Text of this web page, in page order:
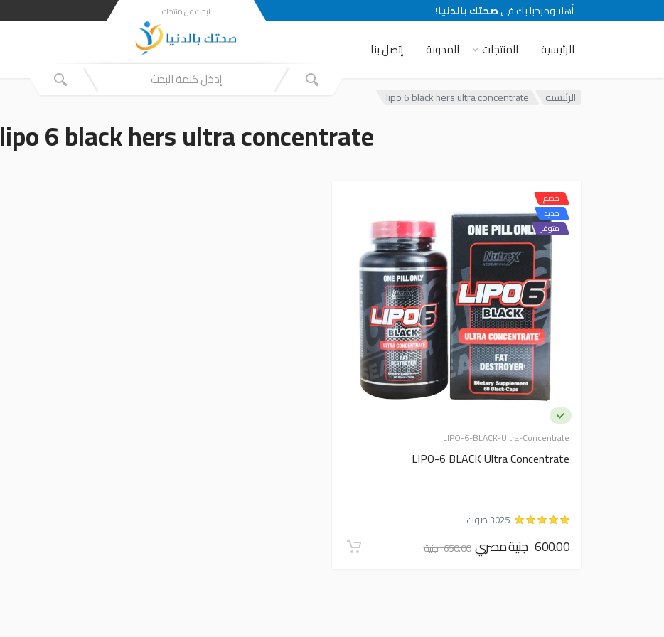
أهلا ومرحبا بك فىصحتك بالدنيا!
الرئيسية المنتجات المدونة إتصل بنا
ابحث عن منتجك
الرئيسية lipo 6 black hers ultra concentrate
lipo 6 black hers ultra concentrate
LIPO-6-BLACK-Ultra-Concentrate
خصم
جديد
متوفر
LIPO-6 BLACK Ultra Concentrate
3025 صوت
600.00 جنية مصري 650.00 جنية